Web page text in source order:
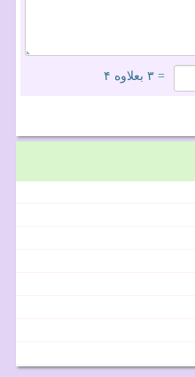
= ۳ بعلاوه ۴